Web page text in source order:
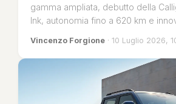
gamma ampliata, debutto della
Ink, autonomia fino a 620 km e
Vincenzo Forgione · 10 Luglio 2026,